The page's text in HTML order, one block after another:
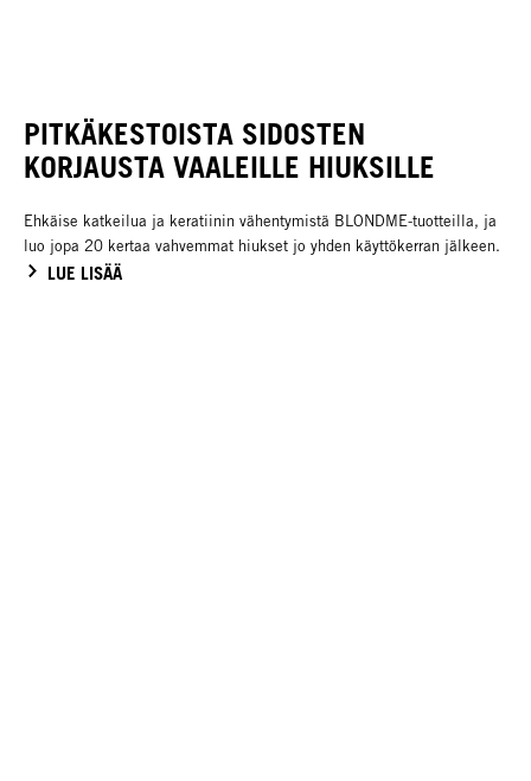
PITKÄKESTOISTA SIDOSTEN
KORJAUSTA VAALEILLE HIUKSILLE
Ehkäise katkeilua ja keratiinin vähentymistä BLONDME-tuotteilla, ja
luo jopa 20 kertaa vahvemmat hiukset jo yhden käyttökerran jälkeen.
LUE LISÄÄ